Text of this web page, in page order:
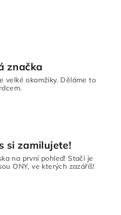
značka
velké okamžiky. Děláme to
si zamilujete!
na první pohled! Stačí je
ONY, ve kterých zazáříš!